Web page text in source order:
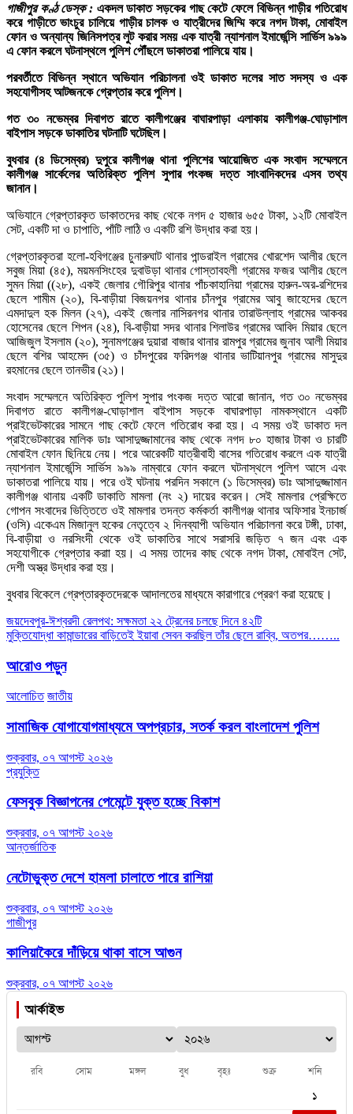
গাজীপুর কণ্ঠ ডেস্ক : একদল ডাকাত সড়কের গাছ কেটে ফেলে বিভিন্ন গাড়ীর গতিরোধ
করে গাড়ীতে ভাংচুর চালিয়ে গাড়ীর চালক ও যাত্রীদের জিম্মি করে নগদ টাকা, মোবাইল
ফোন ও অন্যান্য জিনিসপত্র লুট করার সময় এক যাত্রী ন্যাশনাল ইমার্জেন্সি সার্ভিস ৯৯৯
এ ফোন করলে ঘটনাস্থলে পুলিশ পৌঁছলে ডাকাতরা পালিয়ে যায়।
পরবর্তীতে বিভিন্ন স্থানে অভিযান পরিচালনা ওই ডাকাত দলের সাত সদস্য ও এক
সহযোগীসহ আটজনকে গ্রেপ্তার করে পুলিশ।
গত ৩০ নভেম্বর দিবাগত রাতে কালীগঞ্জের বাঘারপাড়া এলাকায় কালীগঞ্জ-ঘোড়াশাল
বাইপাস সড়কে ডাকাতির ঘটনাটি ঘটেছিল।
বুধবার (৪ ডিসেম্বর) দুপুরে কালীগঞ্জ থানা পুলিশের আয়োজিত এক সংবাদ সম্মেলনে
কালীগঞ্জ সার্কেলের অতিরিক্ত পুলিশ সুপার পংকজ দত্ত সাংবাদিকদের এসব তথ্য
জানান।
অভিযানে গ্রেপ্তারকৃত ডাকাতদের কাছ থেকে নগদ ৫ হাজার ৬৫৫ টাকা, ১২টি মোবাইল
সেট, একটি দা ও চাপাতি, পাঁটি লাঠি ও একটি রশি উদ্ধার করা হয়।
গ্রেপ্তারকৃতরা হলো-হবিগঞ্জের চুনারুঘাট থানার পান্ডরাইল গ্রামের খোরশেদ আলীর ছেলে
সবুজ মিয়া (৪৫), ময়মনসিংহের দুবাউড়া থানার গোস্তাবহলী গ্রামের ফজর আলীর ছেলে
সুমন মিয়া ((২৮), একই জেলার গৌরিপুর থানার পাঁচকাহানিয়া গ্রামের হারুন-অর-রশিদের
ছেলে শামীম (২০), বি-বাড়ীয়া বিজয়নগর থানার চাঁনপুর গ্রামের আবু জাহেদের ছেলে
এমদাদুল হক মিলন (২৭), একই জেলার নাসিরনগর থানার তারাউল্লাহ গ্রামের আকবর
হোসেনের ছেলে শিপন (২৪), বি-বাড়ীয়া সদর থানার শিলাউর গ্রামের আবিদ মিয়ার ছেলে
আজিজুল ইসলাম (২০), সুনামগঞ্জের দুয়ারা বাজার থানার রামপুর গ্রামের জুনাব আলী মিয়ার
ছেলে বশির আহমেদ (৩৫) ও চাঁদপুরের ফরিদগঞ্জ থানার ভাটিয়ানপুর গ্রামের মাসুদুর
রহমানের ছেলে তানভীর (২১)।
সংবাদ সম্মেলনে অতিরিক্ত পুলিশ সুপার পংকজ দত্ত আরো জানান, গত ৩০ নভেম্বর
দিবাগত রাতে কালীগঞ্জ-ঘোড়াশাল বাইপাস সড়কে বাঘারপাড়া নামকস্থানে একটি
প্রাইভেটকারের সামনে গাছ কেটে ফেলে গতিরোধ করা হয়। এ সময় ওই ডাকাত দল
প্রাইভেটকারের মালিক ডাঃ আসাদুজ্জামানের কাছ থেকে নগদ ৮০ হাজার টাকা ও চারটি
মোবাইল ফোন ছিনিয়ে নেয়। পরে আরেকটি যাত্রীবাহী বাসের গতিরোধ করলে এক যাত্রী
ন্যাশনাল ইমার্জেন্সি সার্ভিস ৯৯৯ নাম্বারে ফোন করলে ঘটনাস্থলে পুলিশ আসে এবং
ডাকাতরা পালিয়ে যায়। পরে ওই ঘটনায় পরদিন সকালে (১ ডিসেম্বর) ডাঃ আসাদুজ্জামান
কালীগঞ্জ থানায় একটি ডাকাতি মামলা (নং ২) দায়ের করেন। সেই মামলার প্রেক্ষিতে
গোপন সংবাদের ভিত্তিতে ওই মামলার তদন্ত কর্মকর্তা কালীগঞ্জ থানার অফিসার ইনচার্জ
(ওসি) একেএম মিজানুল হকের নেতৃত্বে ২ দিনব্যাপী অভিযান পরিচালনা করে টঙ্গী, ঢাকা,
বি-বাড়ীয়া ও নরসিংদী থেকে ওই ডাকাতির সাথে সরাসরি জড়িত ৭ জন এবং এক
সহযোগীকে গ্রেপ্তার করাা হয়। এ সময় তাদের কাছ থেকে নগদ টাকা, মোবাইল সেট,
দেশী অস্ত্র উদ্ধার করা হয়।
বুধবার বিকেলে গ্রেপ্তারকৃতদেরকে আদালতের মাধ্যমে কারাগারে প্রেরণ করা হয়েছে।
Post
navigation
জয়দেবপুর-ঈশ্বরদী রেলপথ: সক্ষমতা ২২ ট্রেনের চলছে দিনে ৪২টি
মুক্তিযোদ্ধা কামান্ডারের বাড়িতেই ইয়াবা সেবন করছিল তাঁর ছেলে রাব্বি, অতপর……..
আরোও পড়ুন
আলোচিত জাতীয়
সামাজিক যোগাযোগমাধ্যমে অপপ্রচার, সতর্ক করল বাংলাদেশ পুলিশ
শুক্রবার, ০৭ আগস্ট ২০২৬
প্রযুক্তি
ফেসবুক বিজ্ঞাপনের পেমেন্টে যুক্ত হচ্ছে বিকাশ
শুক্রবার, ০৭ আগস্ট ২০২৬
আন্তর্জাতিক
নেটোভুক্ত দেশে হামলা চালাতে পারে রাশিয়া
শুক্রবার, ০৭ আগস্ট ২০২৬
গাজীপুর
কালিয়াকৈরে দাঁড়িয়ে থাকা বাসে আগুন
শুক্রবার, ০৭ আগস্ট ২০২৬
আর্কাইভ
রবি সোম মঙ্গল বুধ বৃহঃ শুক্র শনি
১